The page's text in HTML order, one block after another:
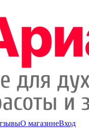
О магазинеВход